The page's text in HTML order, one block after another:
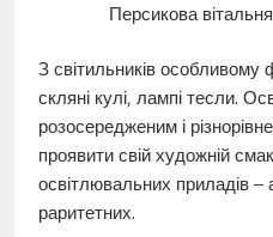
Персикова
З світильників особливому
скляні кулі, лампі тесли.
розосередженим і
проявити свій художній
освітлювальних приладів –
раритетних.